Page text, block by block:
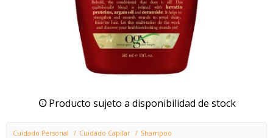
Producto sujeto a disponibilidad de stock
Cuidado Personal Cuidado Capilar Shampoo